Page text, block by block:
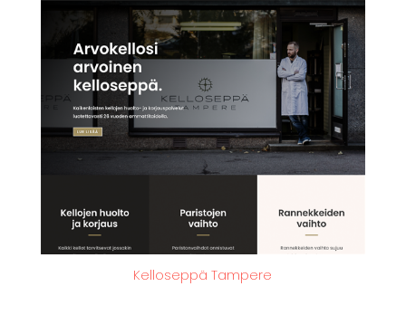
Kelloseppä Tampere